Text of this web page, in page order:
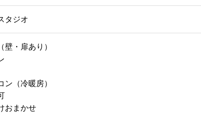
タジオ
壁・扉あり）
ン（冷暖房）
おまかせ